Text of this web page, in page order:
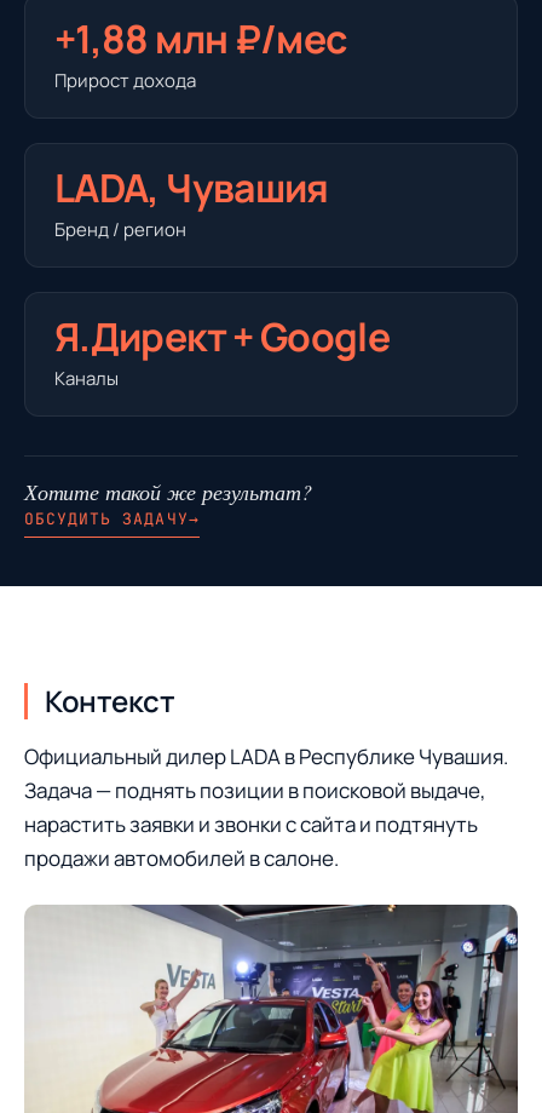
+1,88 млн ₽/мес
Прирост дохода
LADA, Чувашия
Бренд / регион
Я.Директ + Google
Каналы
Хотите такой же результат?
ОБСУДИТЬ ЗАДАЧУ→
Контекст
Официальный дилер LADA в Республике Чувашия.
Задача — поднять позиции в поисковой выдаче,
нарастить заявки и звонки с сайта и подтянуть
продажи автомобилей в салоне.